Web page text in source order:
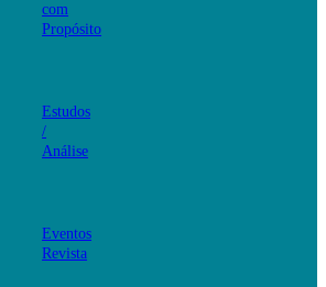
com
Propósito
Estudos
/
Análise
Eventos
Revista